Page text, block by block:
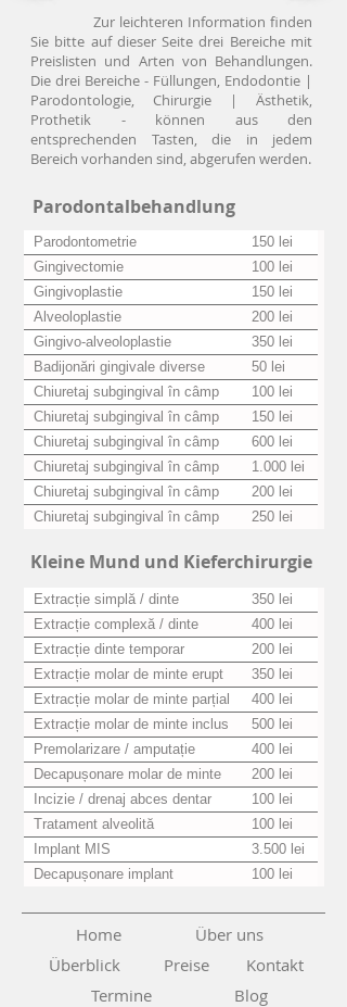
Zur leichteren Information finden
Sie bitte auf dieser Seite drei Bereiche mit
Preislisten und Arten von Behandlungen.
Die drei Bereiche - Füllungen, Endodontie |
Parodontologie, Chirurgie | Ästhetik,
Prothetik - können aus den
entsprechenden Tasten, die in jedem
Bereich vorhanden sind, abgerufen werden.
Parodontalbehandlung
Parodontometrie
150 lei
Gingivectomie
100 lei
Gingivoplastie
150 lei
Alveoloplastie
200 lei
Gingivo-alveoloplastie
350 lei
Badijonări gingivale diverse
soluții / aplicare
50 lei
Chiuretaj subgingival în câmp
închis / dinte monoradicular
100 lei
Chiuretaj subgingival în câmp
închis / dinte pluriradicular
150 lei
Chiuretaj subgingival în câmp
închis / hemiarcadă (7 dinți)
600 lei
Chiuretaj subgingival în câmp
închis / arcadă (10-14 dinți)
1.000 lei
Chiuretaj subgingival în câmp
deschis / dinte monoradicular
200 lei
Chiuretaj subgingival în câmp
250 lei
Kleine Mund und Kieferchirurgie
Extracție simplă / dinte
350 lei
Extracție complexă / dinte
400 lei
Extracție dinte temporar
200 lei
Extracție molar de minte erupt
350 lei
Extracție molar de minte parțial
erupt
400 lei
Extracție molar de minte inclus
500 lei
Premolarizare / amputație
radiculară
400 lei
Decapușonare molar de minte
200 lei
Incizie / drenaj abces dentar
100 lei
Tratament alveolită
100 lei
Implant MIS
3.500 lei
Decapușonare implant
100 lei
Home
Über uns
Überblick
Preise
Kontakt
Termine
Blog